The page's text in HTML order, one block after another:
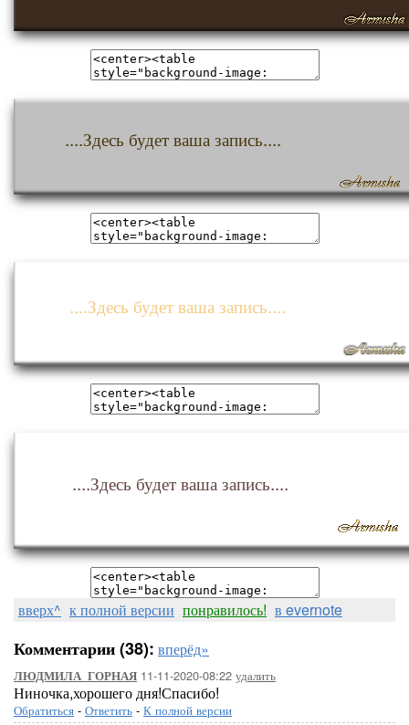
....Здесь будет ваша запись....
....Здесь будет ваша запись....
....Здесь будет ваша запись....
вверх^ к полной версии понравилось! в evernote
Комментарии (38): вперёд»
ЛЮДМИЛА_ГОРНАЯ 11-11-2020-08:22 удалить
Ниночка,хорошего дня!Спасибо!
Обратиться - Ответить - К полной версии